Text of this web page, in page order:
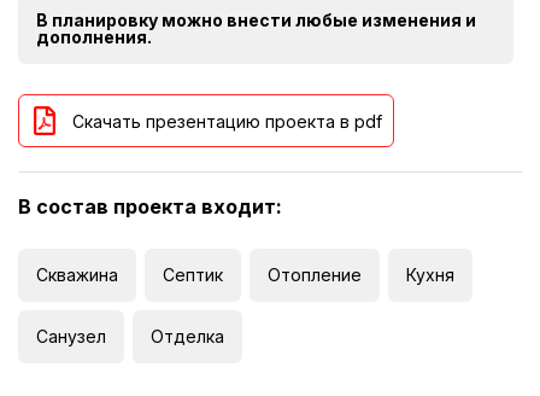
В планировку можно внести любые изменения и
дополнения.
Скачать презентацию проекта в pdf
В состав проекта входит:
Скважина Септик Отопление Кухня
Санузел Отделка